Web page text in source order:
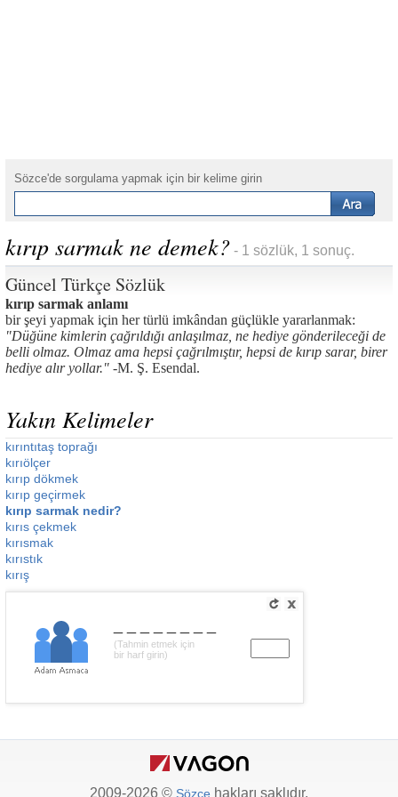
Sözce'de sorgulama yapmak için bir kelime girin
kırıp sarmak ne demek? - 1 sözlük, 1 sonuç.
Güncel Türkçe Sözlük
kırıp sarmak anlamı
bir şeyi yapmak için her türlü imkândan güçlükle yararlanmak:
"Düğüne kimlerin çağrıldığı anlaşılmaz, ne hediye gönderileceği de
belli olmaz. Olmaz ama hepsi çağrılmıştır, hepsi de kırıp sarar, birer
hediye alır yollar." -M. Ş. Esendal.
Yakın Kelimeler
kırıntıtaş toprağı
kırıölçer
kırıp dökmek
kırıp geçirmek
kırıp sarmak nedir?
kırıs çekmek
kırısmak
kırıstık
kırış
(Tahmin etmek için
bir harf girin)
2009-2026 © Sözce hakları saklıdır.